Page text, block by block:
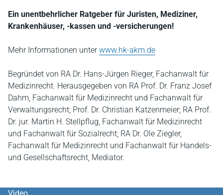
Ein unentbehrlicher Ratgeber für Juristen, Mediziner,
Krankenhäuser, -kassen und -versicherungen!
Mehr Informationen unterwww.hk-akm.de
Begründet von RA Dr. Hans-Jürgen Rieger, Fachanwalt für
Medizinrecht. Herausgegeben von RA Prof. Dr. Franz Josef
Dahm, Fachanwalt für Medizinrecht und Fachanwalt für
Verwaltungsrecht; Prof. Dr. Christian Katzenmeier; RA Prof.
Dr. jur. Martin H. Stellpflug, Fachanwalt für Medizinrecht
und Fachanwalt für Sozialrecht; RA Dr. Ole Ziegler,
Fachanwalt für Medizinrecht und Fachanwalt für Handels-
und Gesellschaftsrecht, Mediator.